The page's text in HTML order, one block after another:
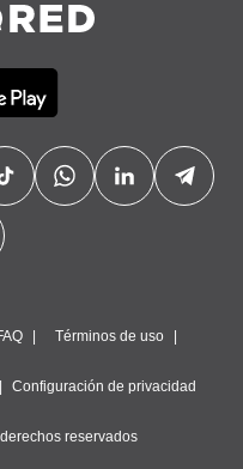
Términos de uso
Configuración de privacidad
reservados